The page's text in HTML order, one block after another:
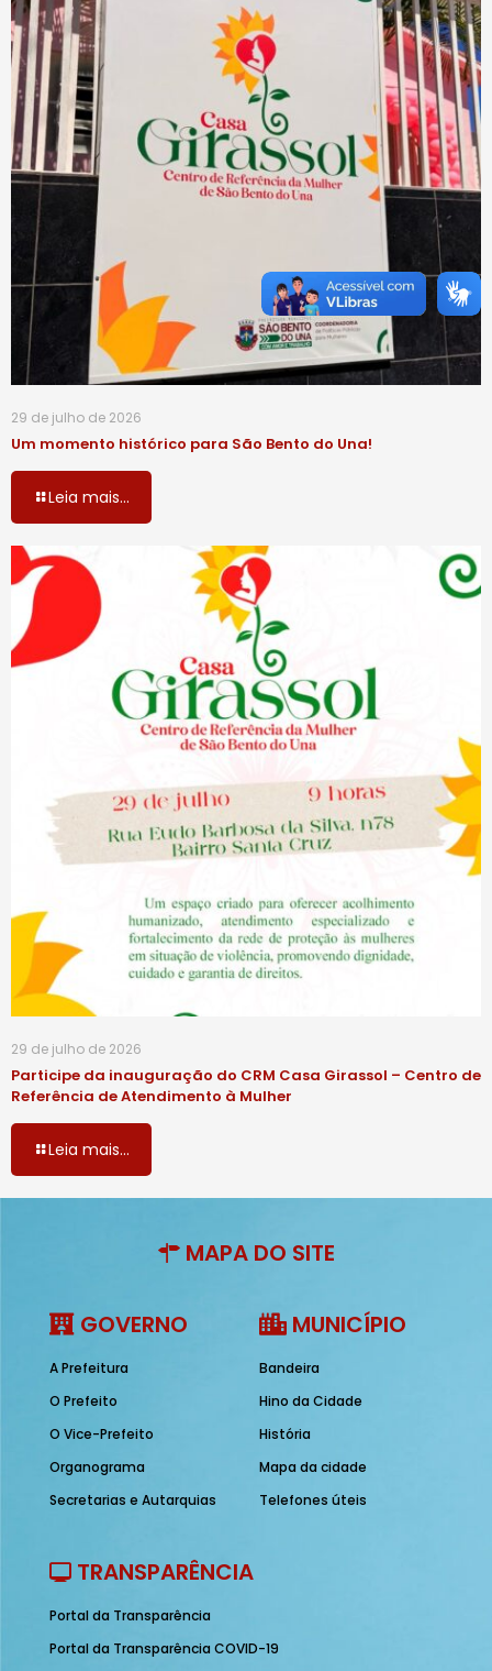
29 de julho de 2026
Um momento histórico para São Bento do Una!
Leia mais...
29 de julho de 2026
Participe da inauguração do CRM Casa Girassol – Centro de
Referência de Atendimento à Mulher
Leia mais...
MAPA DO SITE
GOVERNO
A Prefeitura
O Prefeito
O Vice-Prefeito
Organograma
Secretarias e Autarquias
MUNICÍPIO
Bandeira
Hino da Cidade
História
Mapa da cidade
Telefones úteis
TRANSPARÊNCIA
Portal da Transparência
Portal da Transparência COVID-19